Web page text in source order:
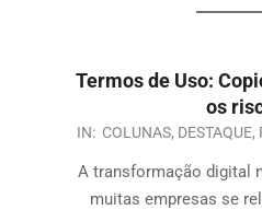
Termos de Uso:
os
IN: COLUNAS, DESTAQUE,
A transformação digital
muitas empresas se